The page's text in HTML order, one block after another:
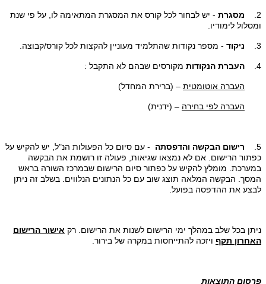
2. מסגרת - יש לבחור לכל קורס את המסגרת המתאימה לו, על פי שנת
ומסלול לימודיו.
3. ניקוד - מספר נקודות שהתלמיד מעוניין להקצות לכל קורס/קבוצה.
4. העברת הנקודות מקורסים שבהם לא התקבל :
העברה אוטומטית – (ברירת המחדל)
העברה לפי בחירה – (ידנית)
5. רישום הבקשה והדפסתה - עם סיום כל הפעולות הנ"ל, יש להקיש על
כפתור הרישום. אם לא נמצאו שגיאות, פעולה זו רושמת את הבקשה
במערכת. מומלץ להקיש על כפתור סיום הרישום שבמרכז השורה בראש
המסך. הבקשה המלאה תוצג שוב עם כל הנתונים הנלווים. בשלב זה ניתן
לבצע את ההדפסה בפועל.
ניתן בכל שלב במהלך ימי הרישום לשנות את הרישום. רק אישור הרישום
האחרון תקף ויזכה להתייחסות במקרה של בירור.
פרסום התוצאות